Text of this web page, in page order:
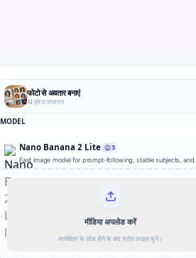
फोटो से अवतार बनाएं
AI इमेज उपकरण
MODEL
Nano Banana 2 Lite 3
Fast image model for prompt-following, stable subjects, and
clean everyday edits.
मीडिया अपलोड करें
कार्यक्षेत्र के लोड होने के बाद स्रोत फ़ाइल चुनें।